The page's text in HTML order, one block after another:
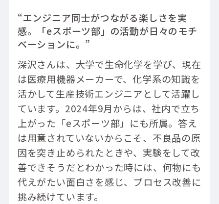
“エンジニア同士がつながる楽しさを実
感。「eスポーツ部」の活動が日々のモチ
ベーションに。”
深沢さんは、大学で生命化学を学び、現在
は医療用機器メーカーで、化学系の知識を
活かして生産技術エンジニアとして活躍し
ています。2024年9月からは、社内で立ち
上がった「eスポーツ部」にも所属。答え
は用意されていないからこそ、不良品の原
因を突き止められたときや、実験をして改
善できそうだとわかった時には、何物にも
代えがたい面白さを感じ、プロセス改善に
挑み続けています。